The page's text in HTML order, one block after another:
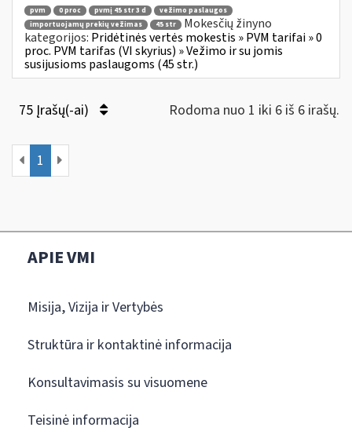
pvm 0 proc pvmį 45 str 3 d
vežimo paslaugos
importuojamų prekių vežimas
45 str
Mokesčių žinyno
kategorijos: Pridėtinės vertės mokestis » PVM tarifai » 0
proc. PVM tarifas (VI skyrius) » Vežimo ir su jomis
susijusioms paslaugoms (45 str.)
75 Įrašų(-ai) Rodoma nuo 1 iki 6 iš 6 irašų.
1
APIE VMI
Misija, Vizija ir Vertybės
Struktūra ir kontaktinė informacija
Konsultavimasis su visuomene
Teisinė informacija